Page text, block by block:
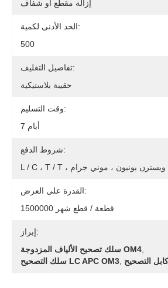
إزالة مقطع أو شفاف
الحد الأدنى لكمية:
500
تفاصيل التغليف:
حقيبة بلاستيكية
وقت التسليم:
7 أيام
شروط الدفع:
L / C ، T / T ، ويسترن يونيون ، موني جرام
القدرة على العرض:
1500000 قطعة / قطع شهر
إبراز:
سلك تصحيح الألياف المزدوجة OM4
سلك التصحيح LC APC OM3